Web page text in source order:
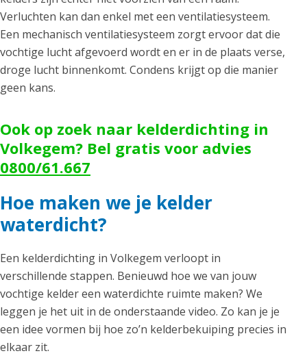
Verluchten kan dan enkel met een ventilatiesysteem.
Een mechanisch ventilatiesysteem zorgt ervoor dat die
vochtige lucht afgevoerd wordt en er in de plaats verse,
droge lucht binnenkomt. Condens krijgt op die manier
geen kans.
Ook op zoek naar kelderdichting in
Volkegem? Bel gratis voor advies
0800/61.667
Hoe maken we je kelder
waterdicht?
Een kelderdichting in Volkegem verloopt in
verschillende stappen. Benieuwd hoe we van jouw
vochtige kelder een waterdichte ruimte maken? We
leggen je het uit in de onderstaande video. Zo kan je je
een idee vormen bij hoe zo’n kelderbekuiping precies in
elkaar zit.